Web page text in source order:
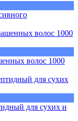
волос 1000
для сухих и